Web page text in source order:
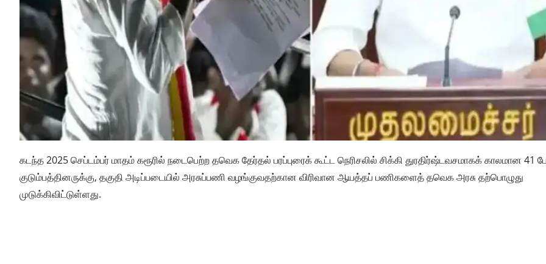
கடந்த 2025 செப்டம்பர் மாதம் கரூரில் நடைபெற்ற தவெக தேர்தல் பரப்புரைக் கூட்ட நெரிசலில் சிக்கி துரதிர்ஷ்டவசமாகக் காலமான 41
குடும்பத்தினருக்கு, தகுதி அடிப்படையில் அரசுப்பணி வழங்குவதற்கான விரிவான ஆயத்தப் பணிகளைத் தவெக அரசு தற்பொழுது
முடுக்கிவிட்டுள்ளது.